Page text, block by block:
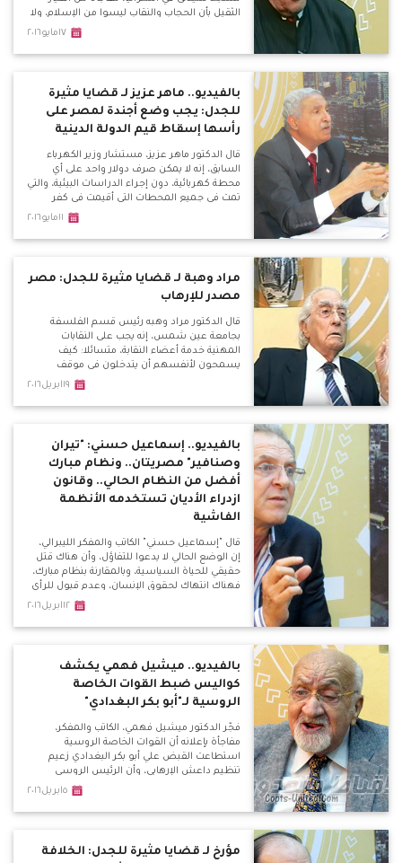
الثقيل بأن الحجاب والنقاب ليسوا من الإسلام، ولا
يوجد دليل بالقرآن عليهم، وطلبه بخضوع رجال
١٧مايو٢٠١٦
بالفيديو.. ماهر عزيز لـ قضايا مثيرة
للجدل: يجب وضع أجندة لمصر على
رأسها إسقاط قيم الدولة الدينية
قال الدكتور ماهر عزيز، مستشار وزير الكهرباء
السابق، إنه لا يمكن صرف دولار واحد على أي
محطة كهربائية، دون إجراء الدراسات البيئية، والتي
تمت في جميع المحطات التي أقيمت في كفر
الشيخ أو بني سويف، أو القاهرة الجديدة التي
بالإضافة إلى محطات أخرى من أحدث محطات
١١مايو٢٠١٦
مراد وهبة لـ قضايا مثيرة للجدل: مصر
مصدر للإرهاب
قال الدكتور مراد وهبه رئيس قسم الفلسفة
بجامعة عين شمس، إنه يجب على النقابات
المهنية خدمة أعضاء النقابة، متسائلا: كيف
يسمحون لأنفسهم أن يتدخلون في موقف
سياسة بالوقوف ضد التطبيع مع إسرائيل، وضد
١٩ابريل٢٠١٦
بالفيديو.. إسماعيل حسني: "تيران
وصنافير" مصريتان.. ونظام مبارك
أفضل من النظام الحالي.. وقانون
ازدراء الأديان تستخدمه الأنظمة
الفاشية
قال "إسماعيل حسني" الكاتب والمفكر الليبرالي،
إن الوضع الحالي لا يدعوا للتفاؤل، وأن هناك قتل
حقيقي للحياة السياسية، وبالمقارنة بنظام مبارك،
فهناك انتهاك لحقوق الإنسان، وعدم قبول للرأي
الأخر، وإعلاميين "قعدوا في البيت" بسبب١٢ابريل٢٠١٦
بالفيديو.. ميشيل فهمي يكشف
كواليس ضبط القوات الخاصة
الروسية لـ"أبو بكر البغدادي"
فجّر الدكتور ميشيل فهمي، الكاتب والمفكر،
مفاجأة بإعلانه أن القوات الخاصة الروسية
استطاعت القبض علي أبو بكر البغدادي زعيم
تنظيم داعش الإرهابي، وأن الرئيس الروسي
فلاديمير بوتين هدد الأمريكان بفضح علاقتهم
بالسياسات الأمريكية في عدة ملفات.
٥ابريل٢٠١٦
مؤرخ لـ قضايا مثيرة للجدل: الخلافة